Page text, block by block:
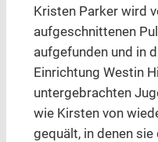
Kristen Parker wird
aufgeschnittenen
aufgefunden und in
Einrichtung Westin
untergebrachten
wie Kirsten von
gequält, in denen